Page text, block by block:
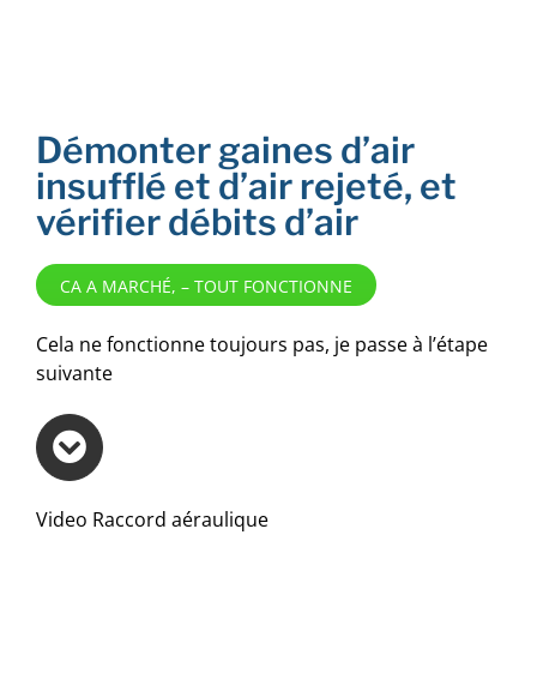
Démonter gaines d’air
insufflé et d’air rejeté, et
vérifier débits d’air
CA A MARCHÉ, – TOUT FONCTIONNE
Cela ne fonctionne toujours pas, je passe à l’étape
suivante
Video Raccord aéraulique